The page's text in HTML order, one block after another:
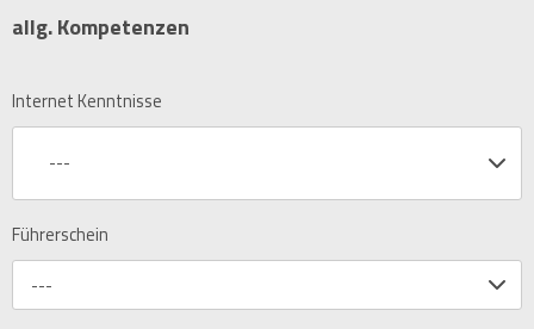
allg. Kompetenzen
Internet Kenntnisse
---
Führerschein
---